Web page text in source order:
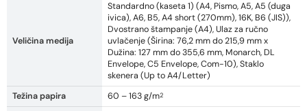
Veličina medija
Standardno (kaseta 1) (A4, Pismo, A5, A5 (duga
ivica), A6, B5, A4 short (270mm), 16K, B6 (JIS)),
Dvostrano štampanje (A4), Ulaz za ručno
uvlačenje (Širina: 76,2 mm do 215,9 mm x
Dužina: 127 mm do 355,6 mm, Monarch, DL
Envelope, C5 Envelope, Com-10), Staklo
skenera (Up to A4/Letter)
Težina papira
60 – 163 g/m2